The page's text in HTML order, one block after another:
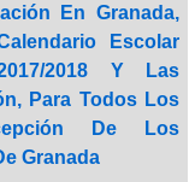
En Granada,
Escolar
2018 Y Las
Para Todos Los
De Los
Granada